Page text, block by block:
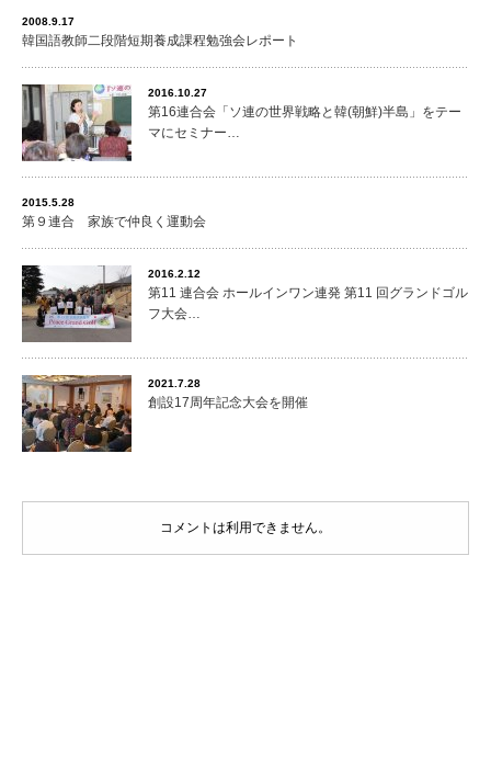
2008.9.17
韓国語教師二段階短期養成課程勉強会レポート
2016.10.27
第16連合会「ソ連の世界戦略と韓(朝鮮)半島」をテー
マにセミナー…
2015.5.28
第９連合 家族で仲良く運動会
2016.2.12
第11 連合会 ホールインワン連発 第11 回グランドゴル
フ大会…
2021.7.28
創設17周年記念大会を開催
コメントは利用できません。